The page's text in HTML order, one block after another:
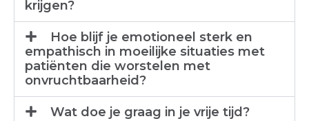
krijgen?
Hoe blijf je emotioneel sterk en
empathisch in moeilijke situaties met
patiënten die worstelen met
onvruchtbaarheid?
Wat doe je graag in je vrije tijd?